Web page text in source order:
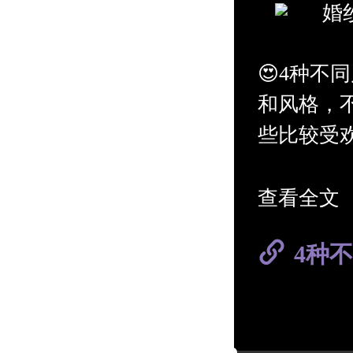
婚
😍4种不
和风格，
些比较受
✨高级ins
着梦幻少
查看全文
4种